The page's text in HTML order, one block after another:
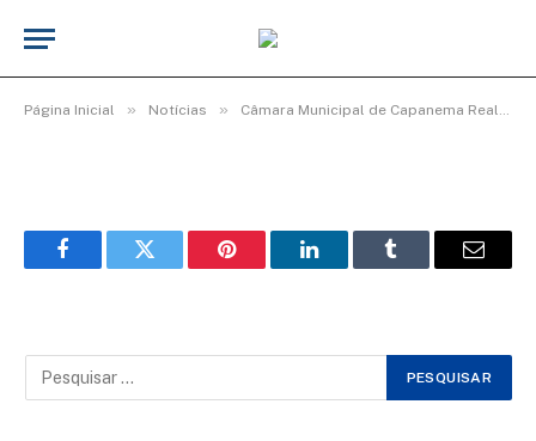
Página Inicial » Notícias » Câmara Municipal de Capanema Realiza Homenagem Especial ao Dia Internacional da Mulher
WhatsApp Image 2026-03-06 at 16.00.35
FacebookTwitter Pinterest LinkedInTumblr Email